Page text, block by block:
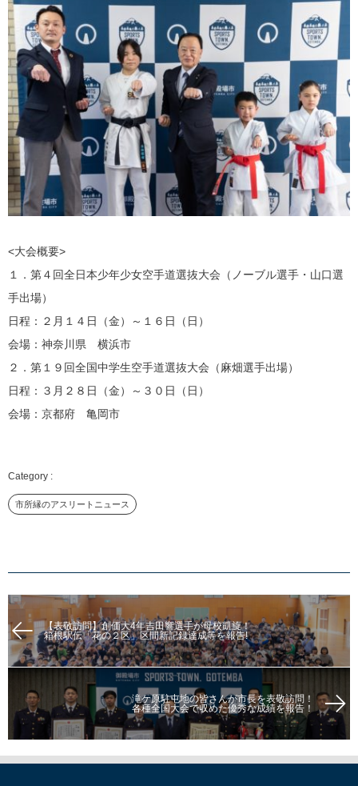
<大会概要>
１．第４回全日本少年少女空手道選抜大会（ノーブル選手・山口選
手出場）
日程：２月１４日（金）～１６日（日）
会場：神奈川県 横浜市
２．第１９回全国中学生空手道選抜大会（麻畑選手出場）
日程：３月２８日（金）～３０日（日）
会場：京都府 亀岡市
市所縁のアスリートニュース
【表敬訪問】創価大4年吉田響選手が母校凱旋！
箱根駅伝「花の２区」区間新記録達成等を報告!
滝ケ原駐屯地の皆さんが市長を表敬訪問！
各種全国大会で収めた優秀な成績を報告！